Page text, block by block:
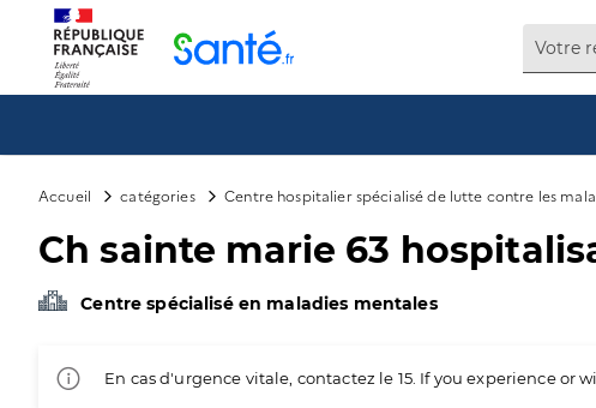
Accueil catégories Centre hospitalier spécialisé de lutte contre les
Ch sainte marie 63
Centre spécialisé en maladies mentales
En cas d'urgence vitale, contactez le 15. If you experience
Panneau de gestion des cookies